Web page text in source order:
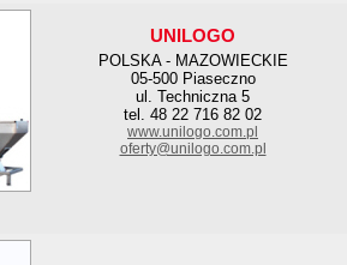
UNILOGO
POLSKA - MAZOWIECKIE
05-500 Piaseczno
ul. Techniczna 5
tel. 48 22 716 82 02
www.unilogo.com.pl
oferty@unilogo.com.pl